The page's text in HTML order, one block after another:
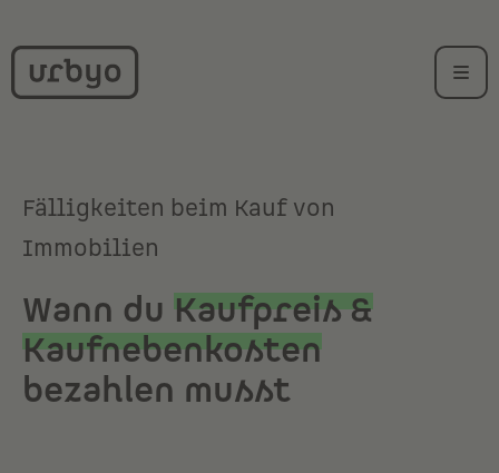
Fälligkeiten beim Kauf von
Immobilien
Wann du Kaufpreis &
Kaufnebenkosten
bezahlen musst